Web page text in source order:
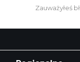
Zauważyłeś